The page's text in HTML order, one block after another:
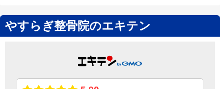
やすらぎ整骨院のエキテン